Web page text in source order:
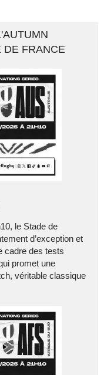
DE FRANCE
le Stade de
d’exception et
cadre des tests
promet une
véritable classique